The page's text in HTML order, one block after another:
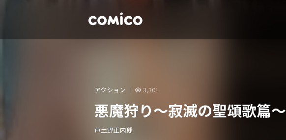
アクション 3,301
悪魔狩り～寂滅の聖頌歌篇～
戸土野正内郎